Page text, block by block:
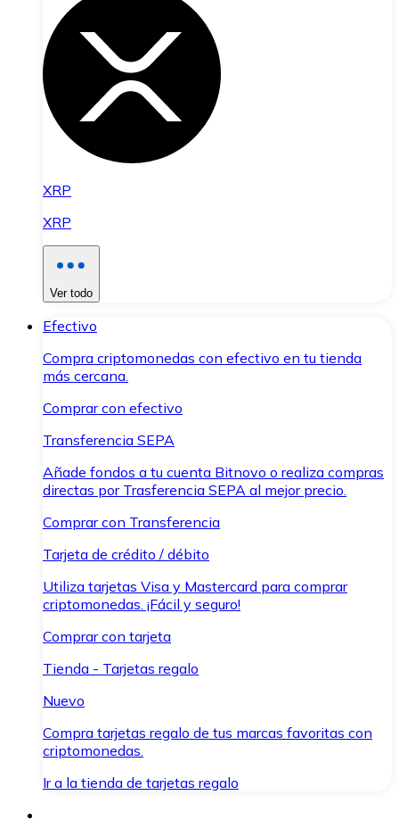
XRP
XRP
Ver todo
Efectivo
Compra criptomonedas con efectivo en tu tienda
más cercana.
Comprar con efectivo
Transferencia SEPA
Añade fondos a tu cuenta Bitnovo o realiza compras
directas por Trasferencia SEPA al mejor precio.
Comprar con Transferencia
Tarjeta de crédito / débito
Utiliza tarjetas Visa y Mastercard para comprar
criptomonedas. ¡Fácil y seguro!
Comprar con tarjeta
Tienda - Tarjetas regalo
Nuevo
Compra tarjetas regalo de tus marcas favoritas con
criptomonedas.
Ir a la tienda de tarjetas regalo